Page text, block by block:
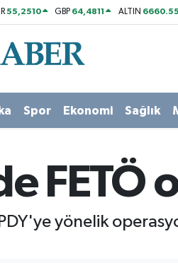
55,2510 GBP 64,4811 ALTIN 6660.55
Spor Ekonomi Sağlık
FETÖ
yönelik